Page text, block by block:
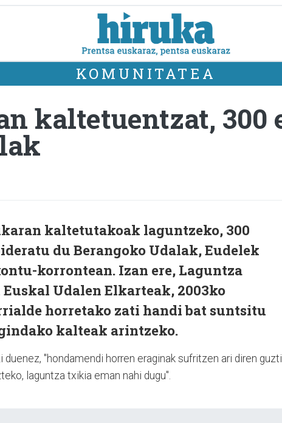
KOMUNITATEA
kaltetuentzat, 300
kaltetutakoak laguntzeko, 300
du Berangoko Udalak, Eudelek
korrontean. Izan ere, Laguntza
Udalen Elkarteak, 2003ko
horretako zati handi bat suntsitu
kalteak arintzeko.
duenez, "hondamendi horren eraginak sufritzen ari diren
laguntza txikia eman nahi dugu".